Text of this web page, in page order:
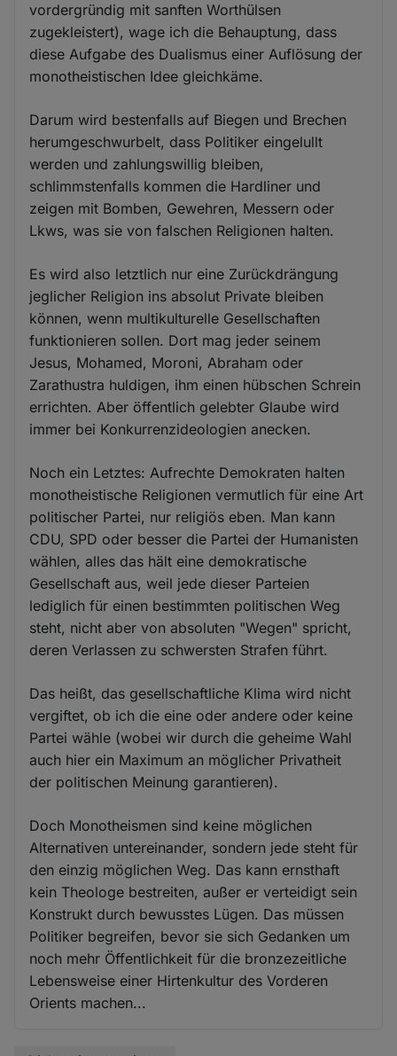
vordergründig mit sanften Worthülsen
zugekleistert), wage ich die Behauptung, dass
diese Aufgabe des Dualismus einer Auflösung der
monotheistischen Idee gleichkäme.
Darum wird bestenfalls auf Biegen und Brechen
herumgeschwurbelt, dass Politiker eingelullt
werden und zahlungswillig bleiben,
schlimmstenfalls kommen die Hardliner und
zeigen mit Bomben, Gewehren, Messern oder
Lkws, was sie von falschen Religionen halten.
Es wird also letztlich nur eine Zurückdrängung
jeglicher Religion ins absolut Private bleiben
können, wenn multikulturelle Gesellschaften
funktionieren sollen. Dort mag jeder seinem
Jesus, Mohamed, Moroni, Abraham oder
Zarathustra huldigen, ihm einen hübschen Schrein
errichten. Aber öffentlich gelebter Glaube wird
immer bei Konkurrenzideologien anecken.
Noch ein Letztes: Aufrechte Demokraten halten
monotheistische Religionen vermutlich für eine Art
politischer Partei, nur religiös eben. Man kann
CDU, SPD oder besser die Partei der Humanisten
wählen, alles das hält eine demokratische
Gesellschaft aus, weil jede dieser Parteien
lediglich für einen bestimmten politischen Weg
steht, nicht aber von absoluten "Wegen" spricht,
deren Verlassen zu schwersten Strafen führt.
Das heißt, das gesellschaftliche Klima wird nicht
vergiftet, ob ich die eine oder andere oder keine
Partei wähle (wobei wir durch die geheime Wahl
auch hier ein Maximum an möglicher Privatheit
der politischen Meinung garantieren).
Doch Monotheismen sind keine möglichen
Alternativen untereinander, sondern jede steht für
den einzig möglichen Weg. Das kann ernsthaft
kein Theologe bestreiten, außer er verteidigt sein
Konstrukt durch bewusstes Lügen. Das müssen
Politiker begreifen, bevor sie sich Gedanken um
noch mehr Öffentlichkeit für die bronzezeitliche
Lebensweise einer Hirtenkultur des Vorderen
Orients machen...